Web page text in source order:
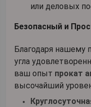
или деловых
Безопасный и
Благодаря нашему
угла
ваш опыт прокат
высочайший